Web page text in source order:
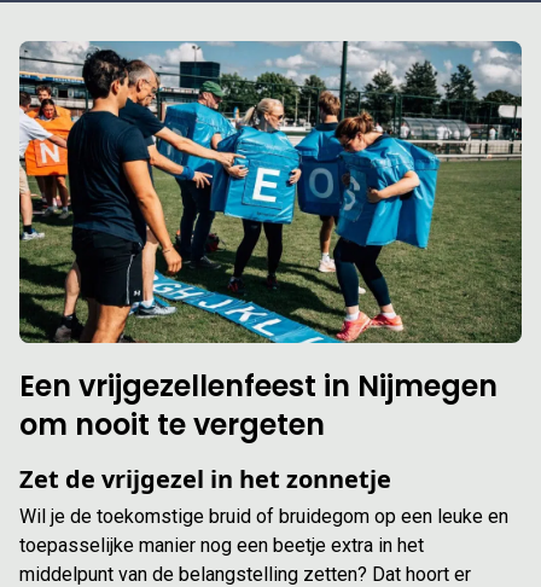
Een vrijgezellenfeest in Nijmegen
om nooit te vergeten
Zet de vrijgezel in het zonnetje
Wil je de toekomstige bruid of bruidegom op een leuke en
toepasselijke manier nog een beetje extra in het
middelpunt van de belangstelling zetten? Dat hoort er